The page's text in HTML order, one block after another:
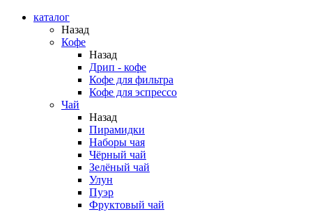
каталог
Назад
Кофе
Назад
Дрип - кофе
Кофе для фильтра
Кофе для эспрессо
Чай
Назад
Пирамидки
Наборы чая
Чёрный чай
Зелёный чай
Улун
Пуэр
Фруктовый чай